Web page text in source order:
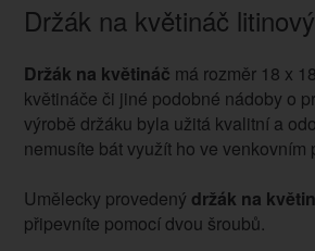
Držák na květináč litinový
Držák na květináč má rozměr 18 x
květináče či jiné podobné nádoby o
výrobě držáku byla užitá kvalitní a
nemusíte bát využít ho ve venkovním
Umělecky provedený držák na
připevníte pomocí dvou šroubů.